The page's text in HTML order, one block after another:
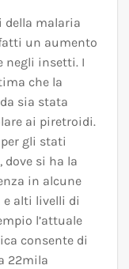
della malaria
un aumento
negli insetti. I
che la
sia stata
ai piretroidi.
gli stati
dove si ha la
in alcune
alti livelli di
l’attuale
consente di
22mila